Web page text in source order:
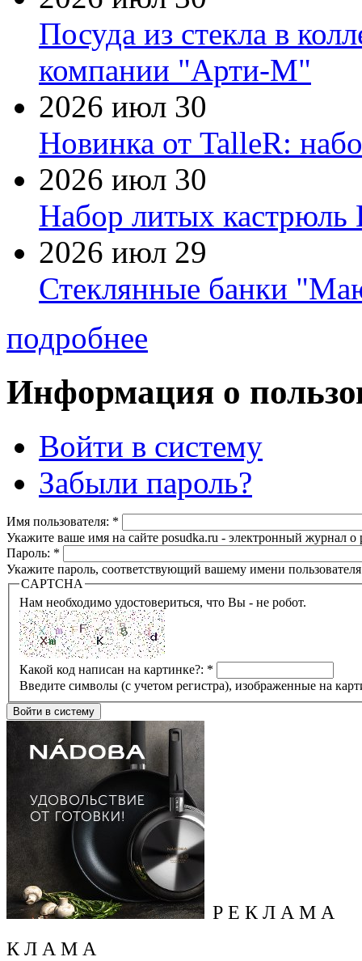
Посуда из стекла в
компании "Арти-М"
2026 июл 30
Новинка от TalleR:
2026 июл 30
Набор литых кастрюль
2026 июл 29
Стеклянные банки
подробнее
Информация о
Войти в систему
Забыли пароль?
Имя пользователя: *
Укажите ваше имя на сайте posudka.ru - электронный журнал
Пароль: *
Укажите пароль, соответствующий вашему имени
CAPTCHA
Нам необходимо удостовериться, что Вы - не робот.
Какой код написан на картинке?: *
Введите символы (с учетом регистра), изображенные на
Р Е К Л А М А
К Л А М А